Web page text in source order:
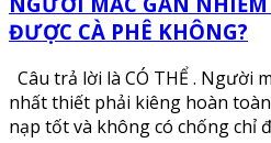
ĐƯỢC CÀ PHÊ KHÔNG?
Câu trả lời là CÓ THỂ . Người
nhất thiết phải kiêng hoàn
nạp tốt và không có chống chỉ